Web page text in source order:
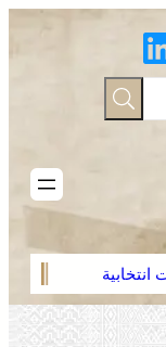
انتخابية